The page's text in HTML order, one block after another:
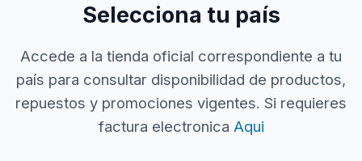
Selecciona tu país
Accede a la tienda oficial correspondiente a tu
país para consultar disponibilidad de productos,
repuestos y promociones vigentes. Si requieres
factura electronica Aqui